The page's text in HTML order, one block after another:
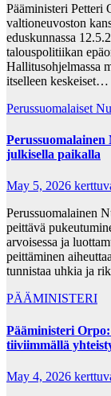
Pääministeri Petteri
valtioneuvoston
eduskunnassa
talouspolitiikan
Hallitusohjelmassa
itselleen keskeiset…
Perussuomalaiset
julkisella paikalla
May 5, 2026
Perussuomalainen
peittävä
arvoisessa ja
peittäminen
tunnistaa uhkia ja
PÄÄMINISTERI
Pääministeri
tiiviimmällä
May 4, 2026